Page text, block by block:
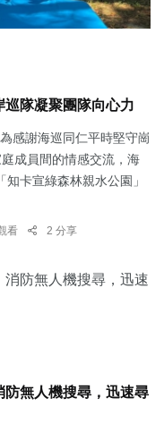
隊凝聚團隊向心力
感謝海巡同仁平時堅守崗
成員間的情感交流，海
卡宣綠森林親水公園」
看 2 分享
無人機搜尋，迅速尋